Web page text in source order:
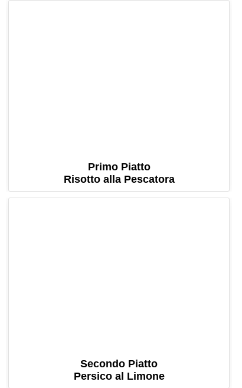
Primo Piatto
Risotto alla Pescatora
Secondo Piatto
Persico al Limone